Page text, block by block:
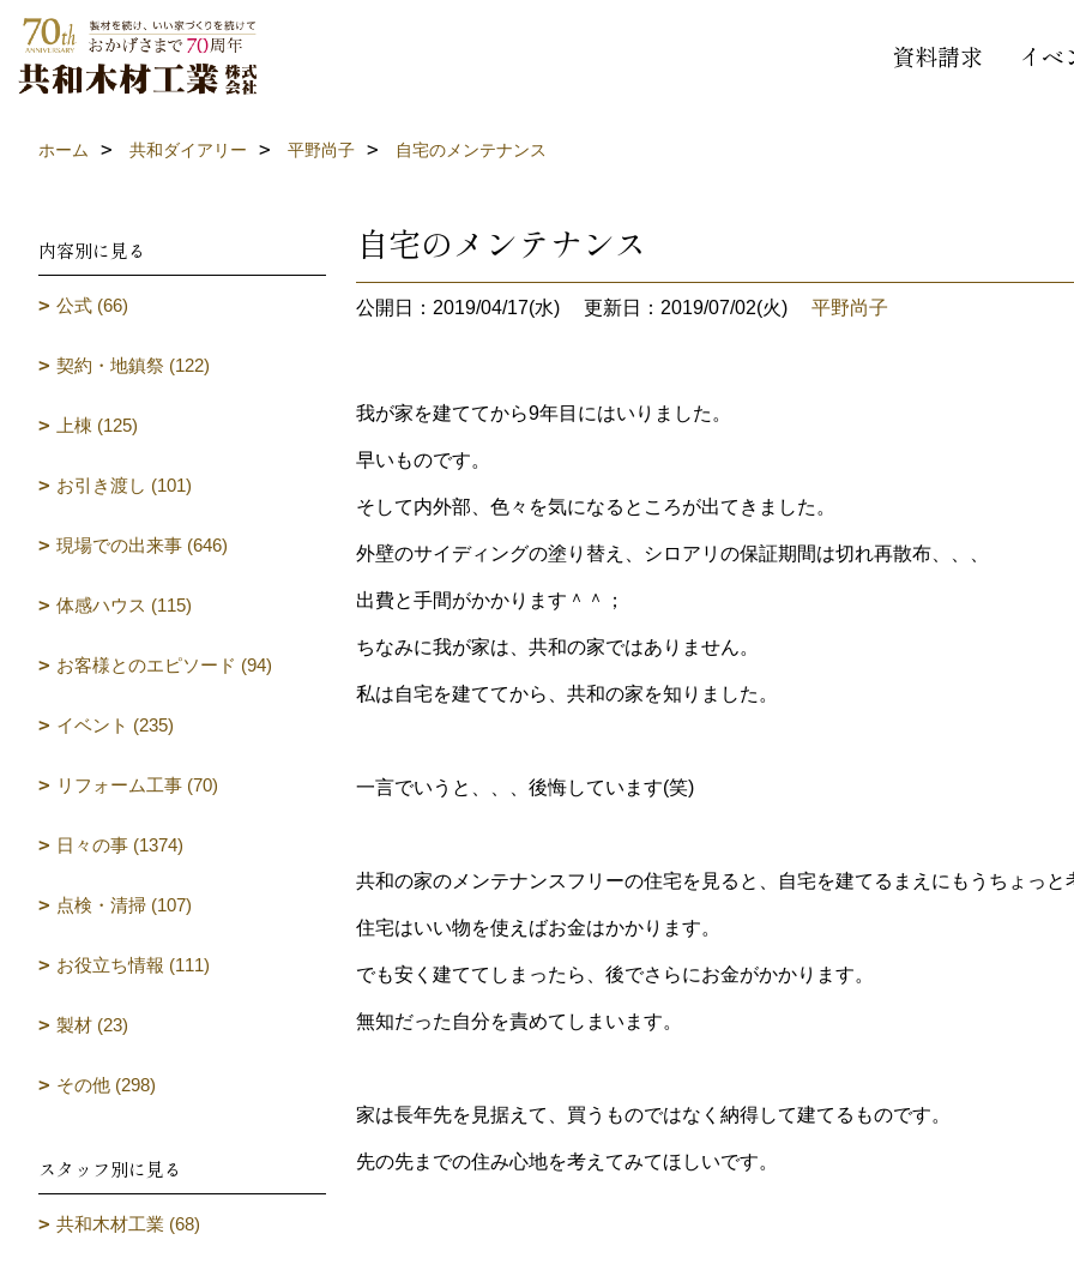
資料請求 イベ
ホーム 共和ダイアリー 平野尚子 自宅のメンテナンス
自宅のメンテナンス
公開日：2019/04/17(水) 更新日：2019/07/02(火) 平野尚子
我が家を建ててから9年目にはいりました。
早いものです。
そして内外部、色々を気になるところが出てきました。
外壁のサイディングの塗り替え、シロアリの保証期間は切れ再散布、、、
出費と手間がかかります＾＾；
ちなみに我が家は、共和の家ではありません。
私は自宅を建ててから、共和の家を知りました。
一言でいうと、、、後悔しています(笑)
共和の家のメンテナンスフリーの住宅を見ると、自宅を建てるまえにもうちょっと
住宅はいい物を使えばお金はかかります。
でも安く建ててしまったら、後でさらにお金がかかります。
無知だった自分を責めてしまいます。
家は長年先を見据えて、買うものではなく納得して建てるものです。
先の先までの住み心地を考えてみてほしいです。
内容別に見る
公式 (66)
契約・地鎮祭 (122)
上棟 (125)
お引き渡し (101)
現場での出来事 (646)
体感ハウス (115)
お客様とのエピソード (94)
イベント (235)
リフォーム工事 (70)
日々の事 (1374)
点検・清掃 (107)
お役立ち情報 (111)
製材 (23)
その他 (298)
スタッフ別に見る
共和木材工業 (68)